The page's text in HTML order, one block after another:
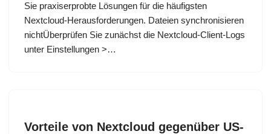
Sie praxiserprobte Lösungen für die häufigsten
Nextcloud-Herausforderungen. Dateien synchronisieren
nichtÜberprüfen Sie zunächst die Nextcloud-Client-Logs
unter Einstellungen >…
Vorteile von Nextcloud gegenüber US-